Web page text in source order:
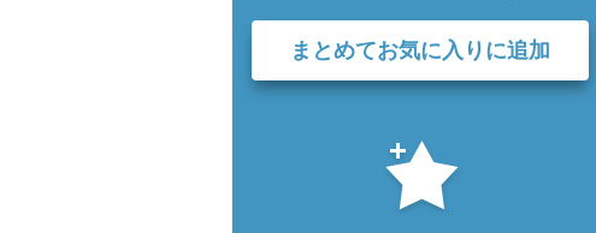
まとめてお気に入りに追加